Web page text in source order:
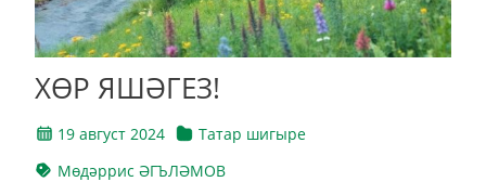
ХӨР ЯШӘГЕЗ!
19 август 2024
Татар шигыре
Мөдәррис ӘГЪЛӘМОВ